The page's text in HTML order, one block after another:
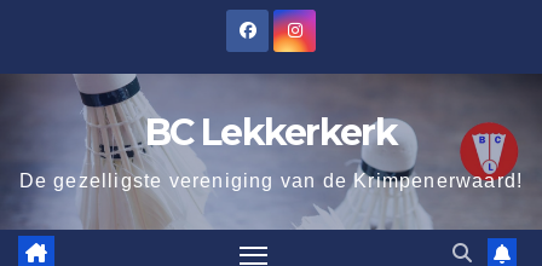
BC Lekkerkerk
De gezelligste vereniging van de Krimpenerwaard!